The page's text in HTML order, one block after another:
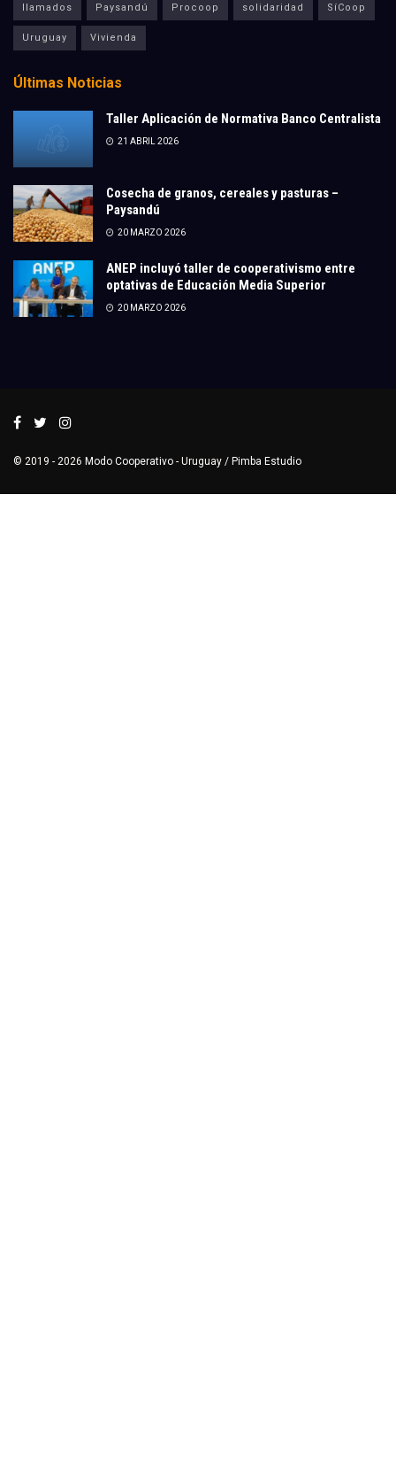
llamados Paysandú Procoop solidaridad SíCoop
Uruguay Vivienda
Últimas Noticias
Taller Aplicación de Normativa Banco Centralista
21 ABRIL 2026
Cosecha de granos, cereales y pasturas –
Paysandú
20 MARZO 2026
ANEP incluyó taller de cooperativismo entre
optativas de Educación Media Superior
20 MARZO 2026
© 2019 - 2026 Modo Cooperativo - Uruguay / Pimba Estudio